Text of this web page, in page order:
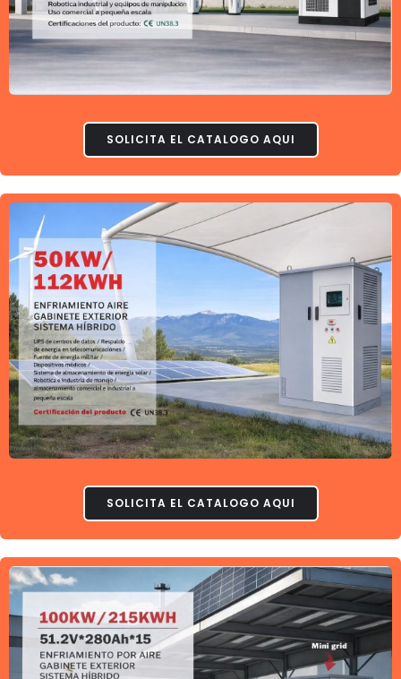
SOLICITA EL CATALOGO AQUI
SOLICITA EL CATALOGO AQUI